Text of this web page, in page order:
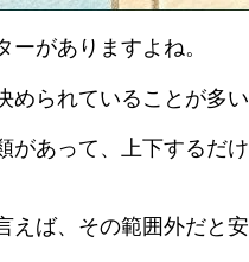
がありますよね。
られていることが多い
があって、上下するだ
ば、その範囲外だと